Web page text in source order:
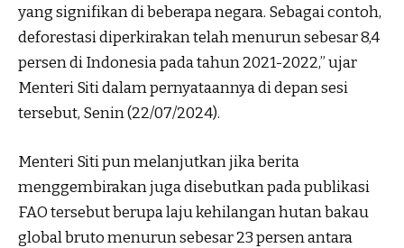
yang signifikan di beberapa negara. Sebagai contoh,
deforestasi diperkirakan telah menurun sebesar 8,4
persen di Indonesia pada tahun 2021-2022,” ujar
Menteri Siti dalam pernyataannya di depan sesi
tersebut, Senin (22/07/2024).
Menteri Siti pun melanjutkan jika berita
menggembirakan juga disebutkan pada publikasi
FAO tersebut berupa laju kehilangan hutan bakau
global bruto menurun sebesar 23 persen antara